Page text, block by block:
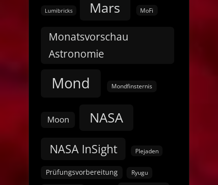
Lumibricks Mars MoFi
Monatsvorschau
Astronomie
Mond Mondfinsternis
Moon NASA
NASA InSight Plejaden
Prüfungsvorbereitung Ryugu